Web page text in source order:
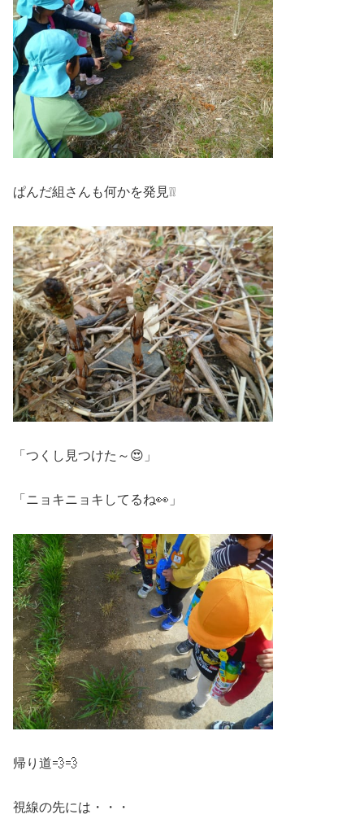
ぱんだ組さんも何かを発見❕❕
「つくし見つけた～😍」
「ニョキニョキしてるね👀」
帰り道💨💨
視線の先には・・・